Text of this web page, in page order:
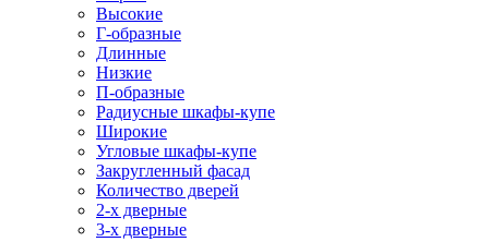
Высокие
Г-образные
Длинные
Низкие
П-образные
Радиусные шкафы-купе
Широкие
Угловые шкафы-купе
Закругленный фасад
Количество дверей
2-х дверные
3-х дверные